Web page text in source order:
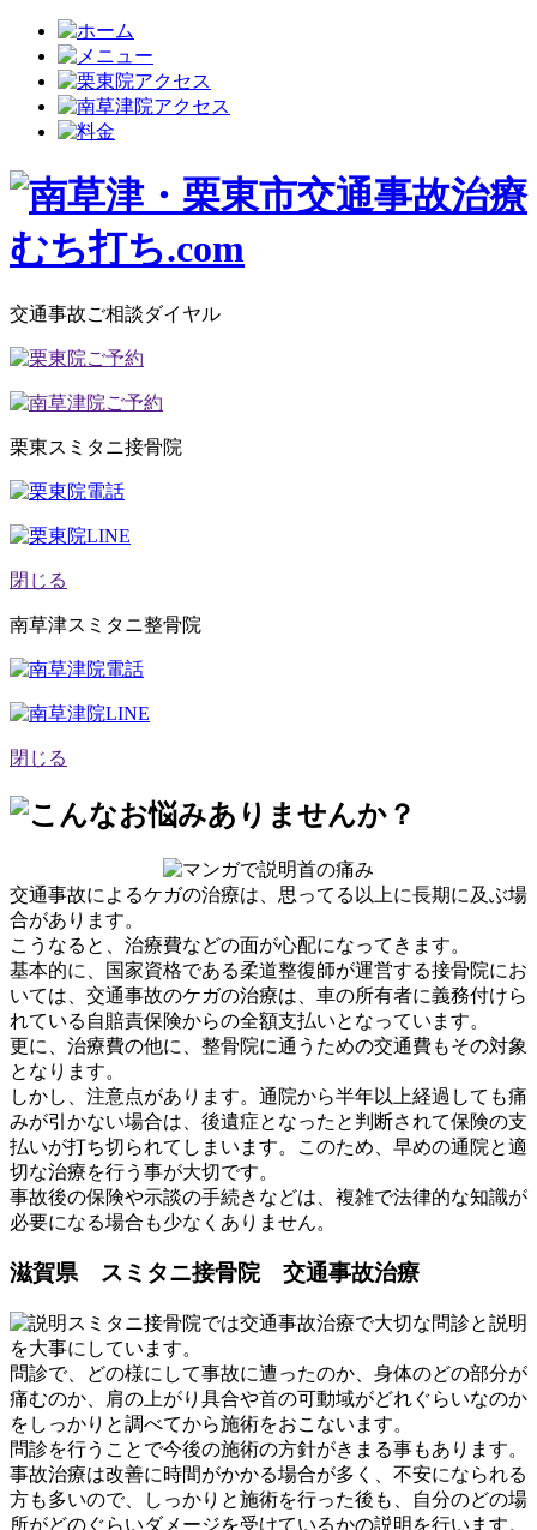
交通事故ご相談ダイヤル
栗東スミタニ接骨院
閉じる
南草津スミタニ整骨院
閉じる
交通事故によるケガの治療は、思ってる以上に長期に及ぶ場
合があります。
こうなると、治療費などの面が心配になってきます。
基本的に、国家資格である柔道整復師が運営する接骨院にお
いては、交通事故のケガの治療は、車の所有者に義務付けら
れている自賠責保険からの全額支払いとなっています。
更に、治療費の他に、整骨院に通うための交通費もその対象
となります。
しかし、注意点があります。通院から半年以上経過しても痛
みが引かない場合は、後遺症となったと判断されて保険の支
払いが打ち切られてしまいます。このため、早めの通院と適
切な治療を行う事が大切です。
事故後の保険や示談の手続きなどは、複雑で法律的な知識が
必要になる場合も少なくありません。
滋賀県 スミタニ接骨院 交通事故治療
スミタニ接骨院では交通事故治療で大切な問診と説明
を大事にしています。
問診で、どの様にして事故に遭ったのか、身体のどの部分が
痛むのか、肩の上がり具合や首の可動域がどれぐらいなのか
をしっかりと調べてから施術をおこないます。
問診を行うことで今後の施術の方針がきまる事もあります。
事故治療は改善に時間がかかる場合が多く、不安になられる
方も多いので、しっかりと施術を行った後も、自分のどの場
所がどのぐらいダメージを受けているかの説明を行います。